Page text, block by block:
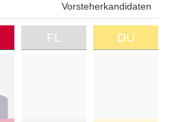
Vorsteherkandidaten
FL DU